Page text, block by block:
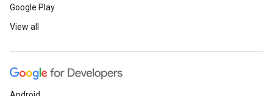
Google Play
View all